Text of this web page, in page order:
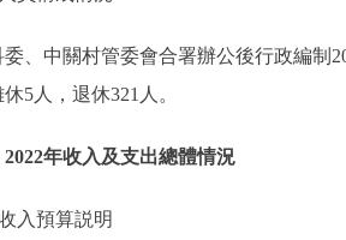
中關村管委會合署辦公後行政編制
5人，退休321人。
2022年收入及支出總體情況
預算説明